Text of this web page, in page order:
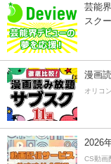
芸能
スク
漫画
オリコ
2026
CS動画